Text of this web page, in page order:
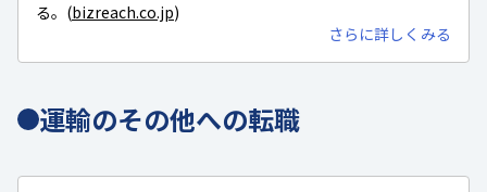
る。(bizreach.co.jp)
さらに詳しくみる
運輸のその他への転職